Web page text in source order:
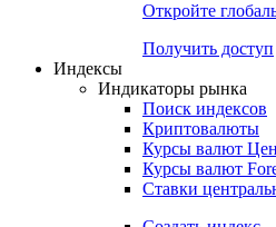
Откройте
Получить доступ
Индексы
Индикаторы рынка
Поиск индексов
Криптовалюты
Курсы валют
Курсы валют
Ставки